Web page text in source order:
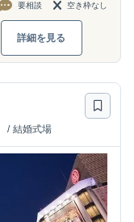
要相談 空き枠なし
詳細を見る
/ 結婚式場